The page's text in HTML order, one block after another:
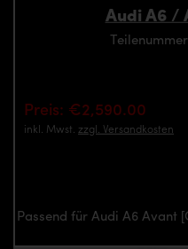
Audi A6 /
Preis: €2,590.00
inkl. Mwst. zzgl. Versandkosten
Passend für Audi A6 Avant